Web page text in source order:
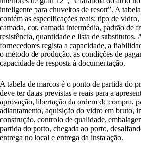
inteligente para chuveiros de resort”. A
contém as especificações reais: tipo de vidro,
camada, cor, camada intermédia, padrão de
resistência, quantidade e lista de substitutos.
fornecedores regista a capacidade, a
o método de produção, as condições de
capacidade de resposta à documentação.
A tabela de marcos é o ponto de partida do
deve ter datas previstas e reais para a
aprovação, libertação da ordem de compra,
adiantamento, aquisição do vidro em bruto,
construção, controlo de qualidade,
partida do porto, chegada ao porto,
entrega no local e entrega da instalação.